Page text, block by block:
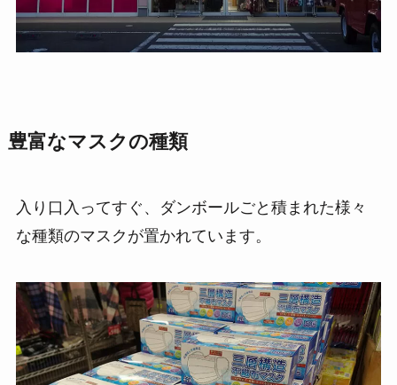
豊富なマスクの種類
入り口入ってすぐ、ダンボールごと積まれた様々
な種類のマスクが置かれています。